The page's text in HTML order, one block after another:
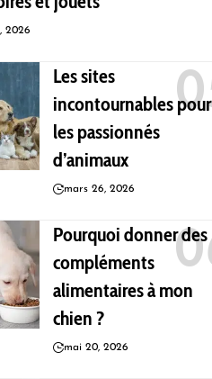
2026
Les sites
incontournables pour
les passionnés
d’animaux
mars 26, 2026
Pourquoi donner des
compléments
alimentaires à mon
chien ?
mai 20, 2026